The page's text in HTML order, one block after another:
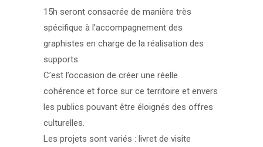
15h seront consacrée de manière très
spécifique à l’accompagnement des
graphistes en charge de la réalisation des
supports.
C’est l’occasion de créer une réelle
cohérence et force sur ce territoire et envers
les publics pouvant être éloignés des offres
culturelles.
Les projets sont variés : livret de visite